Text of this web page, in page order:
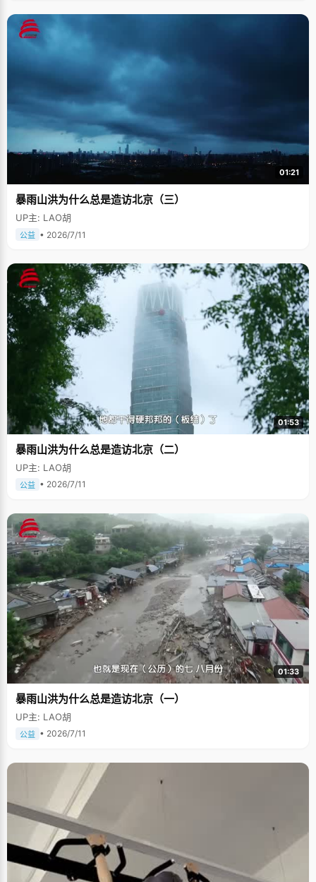
01:21
暴雨山洪为什么总是造访北京（三）
UP主: LAO胡
公益 • 2026/7/11
01:53
暴雨山洪为什么总是造访北京（二）
UP主: LAO胡
公益 • 2026/7/11
01:33
暴雨山洪为什么总是造访北京（一）
UP主: LAO胡
公益 • 2026/7/11